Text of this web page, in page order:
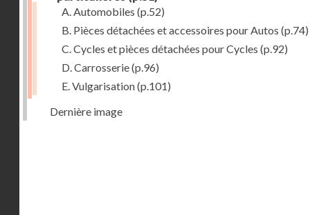
A. Automobiles (p.52)
B. Pièces détachées et accessoires pour Autos (p.74)
C. Cycles et pièces détachées pour Cycles (p.92)
D. Carrosserie(p.96)
E. Vulgarisation(p.101)
Dernière image